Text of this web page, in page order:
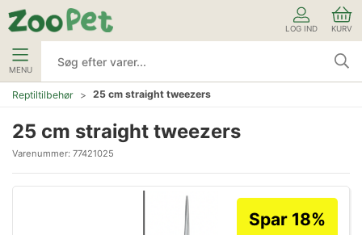
LOG IND KURV
MENU
Reptiltilbehør 25 cm straight tweezers
25 cm straight tweezers
Varenummer: 77421025
Spar 18%